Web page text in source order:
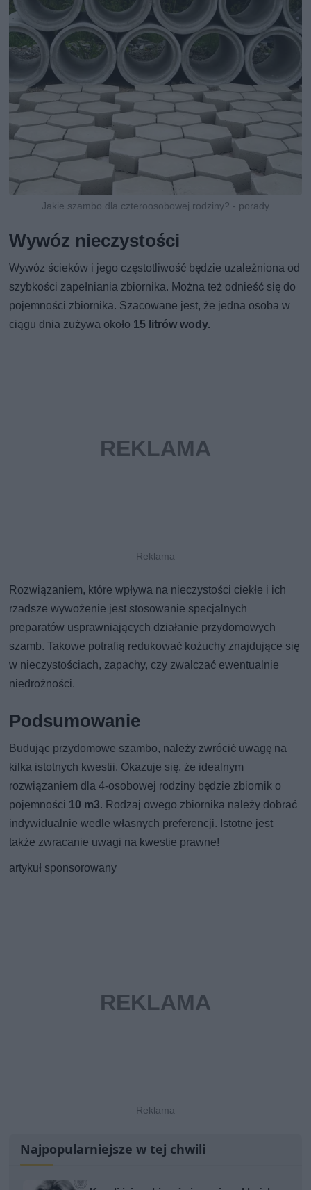
Jakie szambo dla czteroosobowej rodziny? - porady
Wywóz nieczystości
Wywóz ścieków i jego częstotliwość będzie uzależniona od
szybkości zapełniania zbiornika. Można też odnieść się do
pojemności zbiornika. Szacowane jest, że jedna osoba w
ciągu dnia zużywa około 15 litrów wody.
Rozwiązaniem, które wpływa na nieczystości ciekłe i ich
rzadsze wywożenie jest stosowanie specjalnych
preparatów usprawniających działanie przydomowych
szamb. Takowe potrafią redukować kożuchy znajdujące się
w nieczystościach, zapachy, czy zwalczać ewentualnie
niedrożności.
Podsumowanie
Budując przydomowe szambo, należy zwrócić uwagę na
kilka istotnych kwestii. Okazuje się, że idealnym
rozwiązaniem dla 4-osobowej rodziny będzie zbiornik o
pojemności 10 m3. Rodzaj owego zbiornika należy dobrać
indywidualnie wedle własnych preferencji. Istotne jest
także zwracanie uwagi na kwestie prawne!
artykuł sponsorowany
Najpopularniejsze w tej chwili